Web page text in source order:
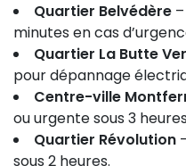
Quartier Belvédère
minutes en cas
Quartier La Butte
pour dépannage
Centre-ville
ou urgente sous 3
Quartier Révolution
sous 2 heures.